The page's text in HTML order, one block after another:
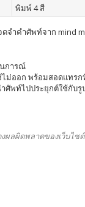
พิมพ์ 4 สี
จำคำศัพท์จาก mind
การณ์
ออก พร้อมสอดแทรก
ศัพท์ไปประยุกต์ใช้กับรู
ผลผิดพลาดของเว็บไซ